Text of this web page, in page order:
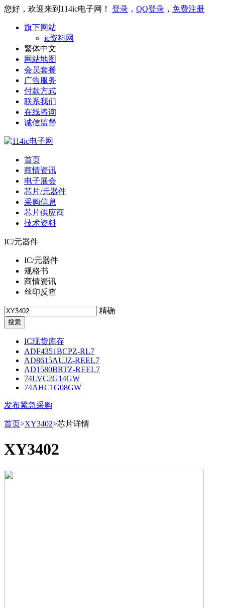
您好，欢迎来到114ic电子网！ 登录 ， QQ登录 ， 免费注册
旗下网站
ic资料网
繁体中文
网站地图
会员套餐
广告服务
付款方式
联系我们
在线咨询
诚信监督
首页
商情资讯
电子展会
芯片/元器件
采购信息
芯片供应商
技术资料
IC/元器件
IC/元器件
规格书
商情资讯
丝印反查
精确
IC现货库存
ADF4351BCPZ-RL7
AD8615AUJZ-REEL7
AD1580BRTZ-REEL7
74LVC2G14GW
74AHC1G08GW
发布紧急采购
首页>XY3402>芯片详情
XY3402